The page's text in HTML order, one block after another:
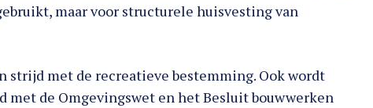
maar voor structurele huisvesting van
strijd met de recreatieve bestemming. Ook wordt
de Omgevingswet en het Besluit bouwwerken